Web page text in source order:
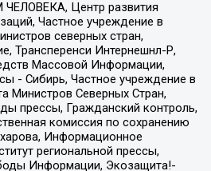
Центр развития
Частное учреждение в
северных стран,
Трансперенси Интернешнл-Р,
Массовой Информации,
- Сибирь, Частное учреждение в
Министров Северных Стран,
прессы, Гражданский контроль,
комиссия по сохранению
Информационное
региональной прессы,
Информации, Экозащита!-